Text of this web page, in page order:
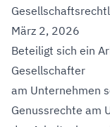
März 2, 2026
Beteiligt sich ein
Gesellschafter
am Unternehmen
Genussrechte am